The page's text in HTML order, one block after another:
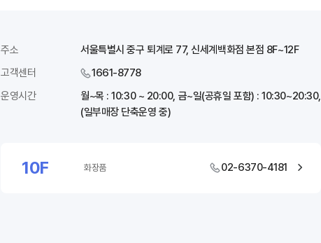
주소
서울특별시 중구 퇴계로 77, 신세계백화점 본점 8F~12F
고객센터
1661-8778
운영시간
월~목 : 10:30 ~ 20:00, 금~일(공휴일 포함) : 10:30~20:30,
(일부매장 단축운영 중)
10F 화장품 02-6370-4181